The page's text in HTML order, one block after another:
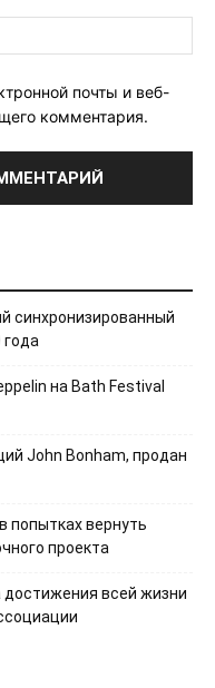
почты и веб-
комментария.
синхронизированный
на Bath Festival
John Bonham, продан
попытках вернуть
проекта
достижения всей жизни